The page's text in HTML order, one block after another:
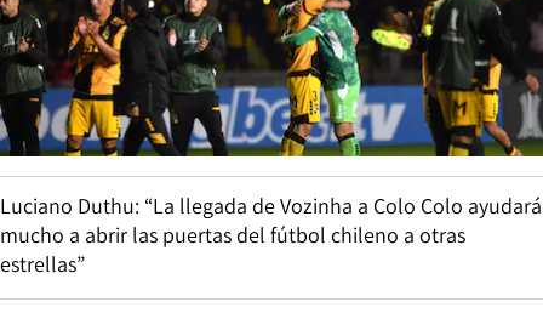
Luciano Duthu: “La llegada de Vozinha a Colo Colo ayudará
mucho a abrir las puertas del fútbol chileno a otras
estrellas”